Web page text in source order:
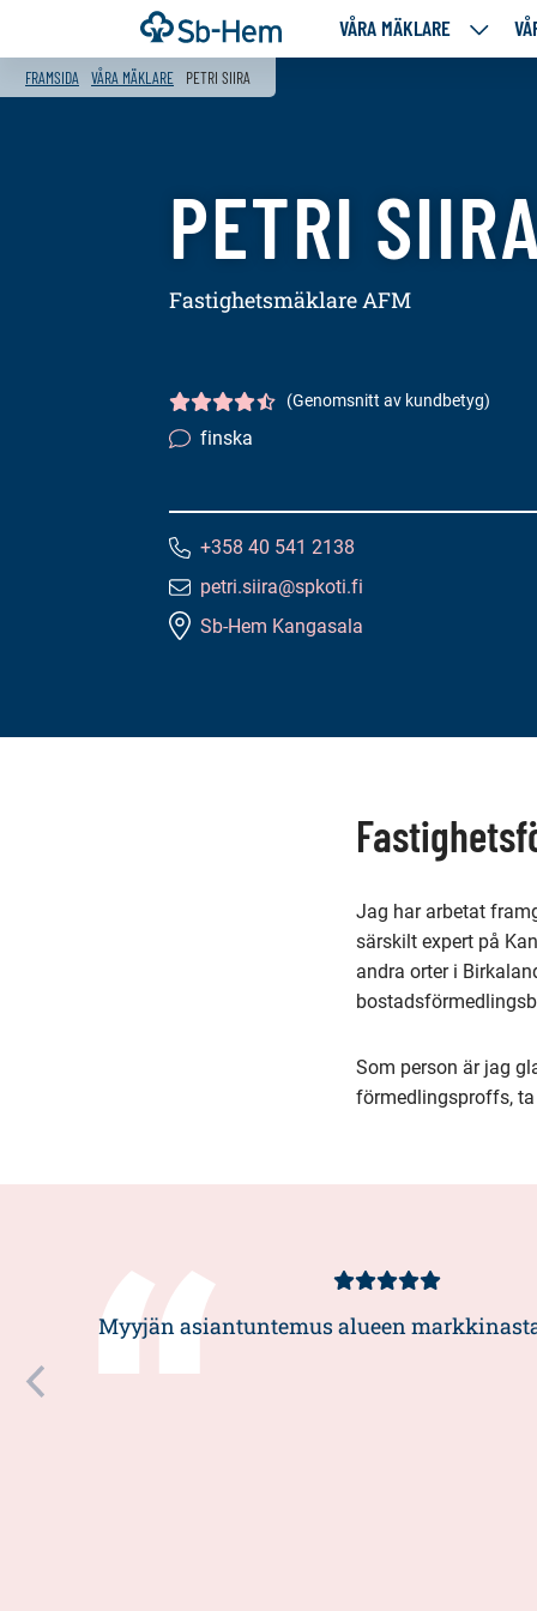
Till
innehållet
Framsida VÅRA MÄKLARE
VÅRA
FRAMSIDA VÅRA MÄKLARE PETRI SIIRA
PETRI SIIRA
Fastighetsmäklare AFM
Kundbetyg
4.5/5
(Genomsnitt av kundbetyg)
Språkkunskaper:
finska
Telefonnummer:
+358 40 541 2138
E-
postadress:
petri.siira@spkoti.fi
Sb-Hem Kangasala
på
Jag har arbetat
särskilt expert på
andra orter i
Som person är jag
förmedlingsproffs,
Kundbetyg
5/5
Myyjän asiantuntemus alueen